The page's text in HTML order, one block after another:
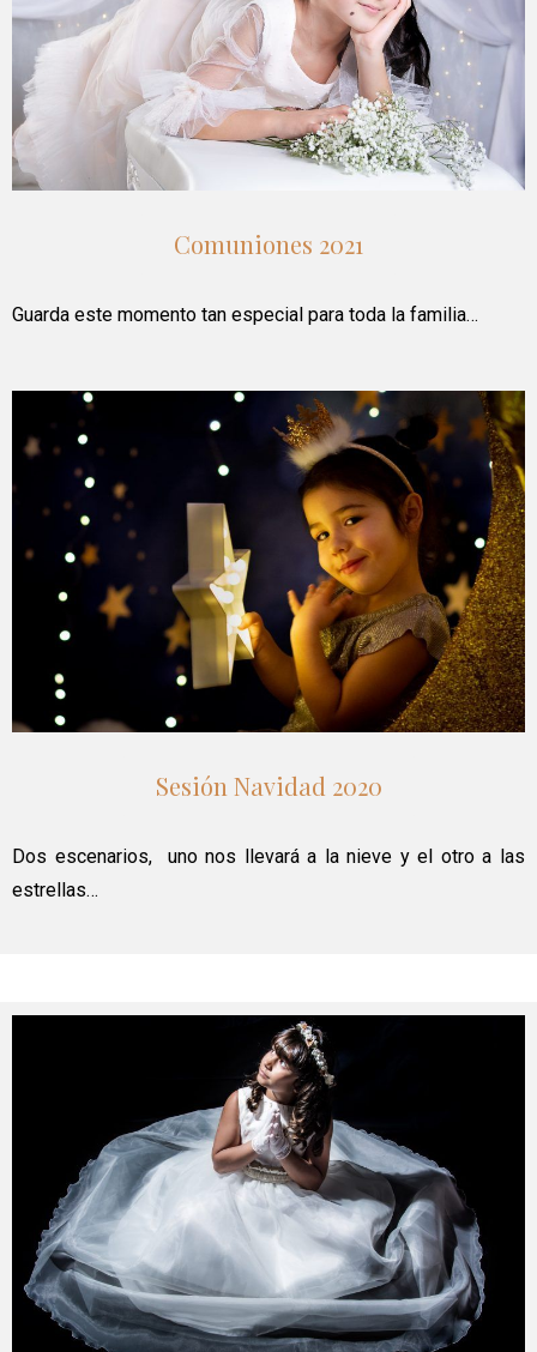
Comuniones 2021
Guarda este momento tan especial para toda la familia…
Sesión Navidad 2020
Dos escenarios, uno nos llevará a la nieve y el otro a las
estrellas…